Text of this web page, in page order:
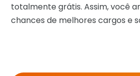
totalmente grátis. Assim, você
chances de melhores cargos e